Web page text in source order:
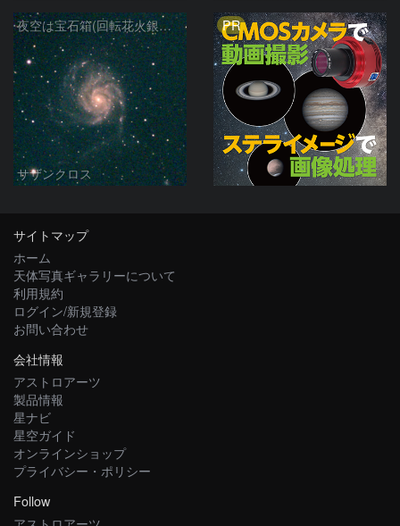
夜空は宝石箱(回転花火銀河 M101) Seestar50
サザンクロス
PR
サイトマップ
ホーム
天体写真ギャラリーについて
利用規約
ログイン/新規登録
お問い合わせ
会社情報
アストロアーツ
製品情報
星ナビ
星空ガイド
オンラインショップ
プライバシー・ポリシー
Follow